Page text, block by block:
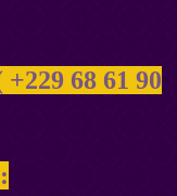
68 61 90